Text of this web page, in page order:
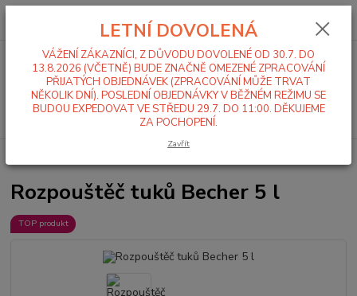
Menu
Hledat
0,00 Kč
Rozpouštěč tuků Becher 5 l
TOP produkt
LETNÍ DOVOLENÁ
VÁŽENÍ ZÁKAZNÍCI, Z DŮVODU DOVOLENÉ OD 30.7. DO
13.8.2026 (VČETNĚ) BUDE ZNAČNĚ OMEZENÉ ZPRACOVÁNÍ
PŘIJATÝCH OBJEDNÁVEK (ZPRACOVÁNÍ MŮŽE TRVAT
NĚKOLIK DNÍ). POSLEDNÍ OBJEDNÁVKY V BĚŽNÉM REŽIMU SE
BUDOU EXPEDOVAT VE STŘEDU 29.7. DO 11:00. DĚKUJEME
ZA POCHOPENÍ.
Zavřít